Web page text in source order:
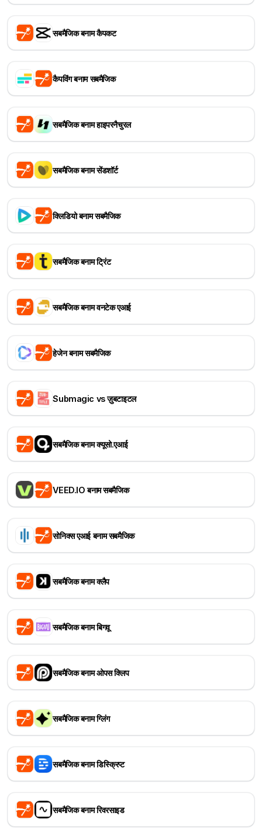
सबमैजिक बनाम कैपकट
कैपविंग बनाम सबमैजिक
सबमैजिक बनाम हाइपरनैचुरल
सबमैजिक बनाम सेंडशॉर्ट
क्लिडियो बनाम सबमैजिक
सबमैजिक बनाम ट्रिंट
सबमैजिक बनाम वनटेक एआई
हेजेन बनाम सबमैजिक
Submagic vs ज़ुबटाइटल
सबमैजिक बनाम क्यूसो.एआई
VEED.IO बनाम सबमैजिक
सोनिक्स एआई बनाम सबमैजिक
सबमैजिक बनाम क्लैप
सबमैजिक बनाम बिगवू
सबमैजिक बनाम ओपस क्लिप
सबमैजिक बनाम ग्लिंग
सबमैजिक बनाम डिस्क्रिप्ट
सबमैजिक बनाम रिवरसाइड